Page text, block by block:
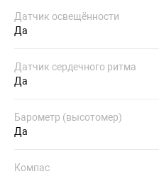
Датчик освещённости
Да
Датчик сердечного ритма
Да
Барометр (высотомер)
Да
Компас